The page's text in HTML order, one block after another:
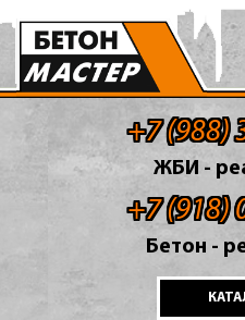
+7 (988)
ЖБИ -
+7 (918)
Бетон -